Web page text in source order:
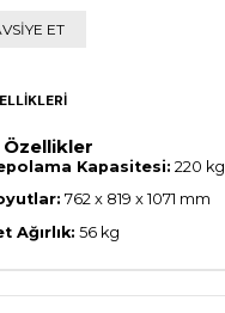
ET
Kapasitesi: 220 kg
762 x 819 x 1071 mm
Ağırlık: 56 kg